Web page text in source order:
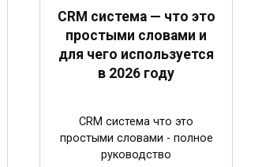
CRM система — что это
простыми словами и
для чего используется
в 2026 году
CRM система что это
простыми словами - полное
руководство